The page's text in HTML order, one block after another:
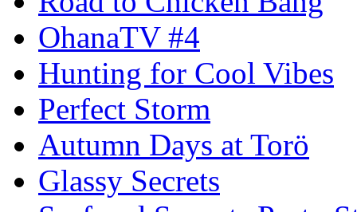
OhanaTV #4
Hunting for Cool Vibes
Perfect Storm
Autumn Days at Torö
Glassy Secrets